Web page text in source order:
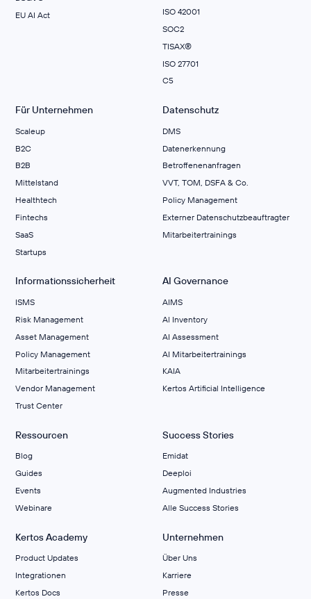
EU AI Act
ISO 42001
SOC2
TISAX®
ISO 27701
C5
Für Unternehmen
Scaleup
B2C
B2B
Mittelstand
Healthtech
Fintechs
SaaS
Startups
Datenschutz
DMS
Datenerkennung
Betroffenenanfragen
VVT, TOM, DSFA & Co.
Policy Management
Externer Datenschutzbeauftragter
Mitarbeitertrainings
Informationssicherheit
ISMS
Risk Management
Asset Management
Policy Management
Mitarbeitertrainings
Vendor Management
Trust Center
AI Governance
AIMS
Al Inventory
AI Assessment
AI Mitarbeitertrainings
KAIA
Kertos Artificial Intelligence
Ressourcen
Blog
Guides
Events
Webinare
Success Stories
Emidat
Deeploi
Augmented Industries
Alle Success Stories
Kertos Academy
Product Updates
Integrationen
Kertos Docs
Unternehmen
Über Uns
Karriere
Presse